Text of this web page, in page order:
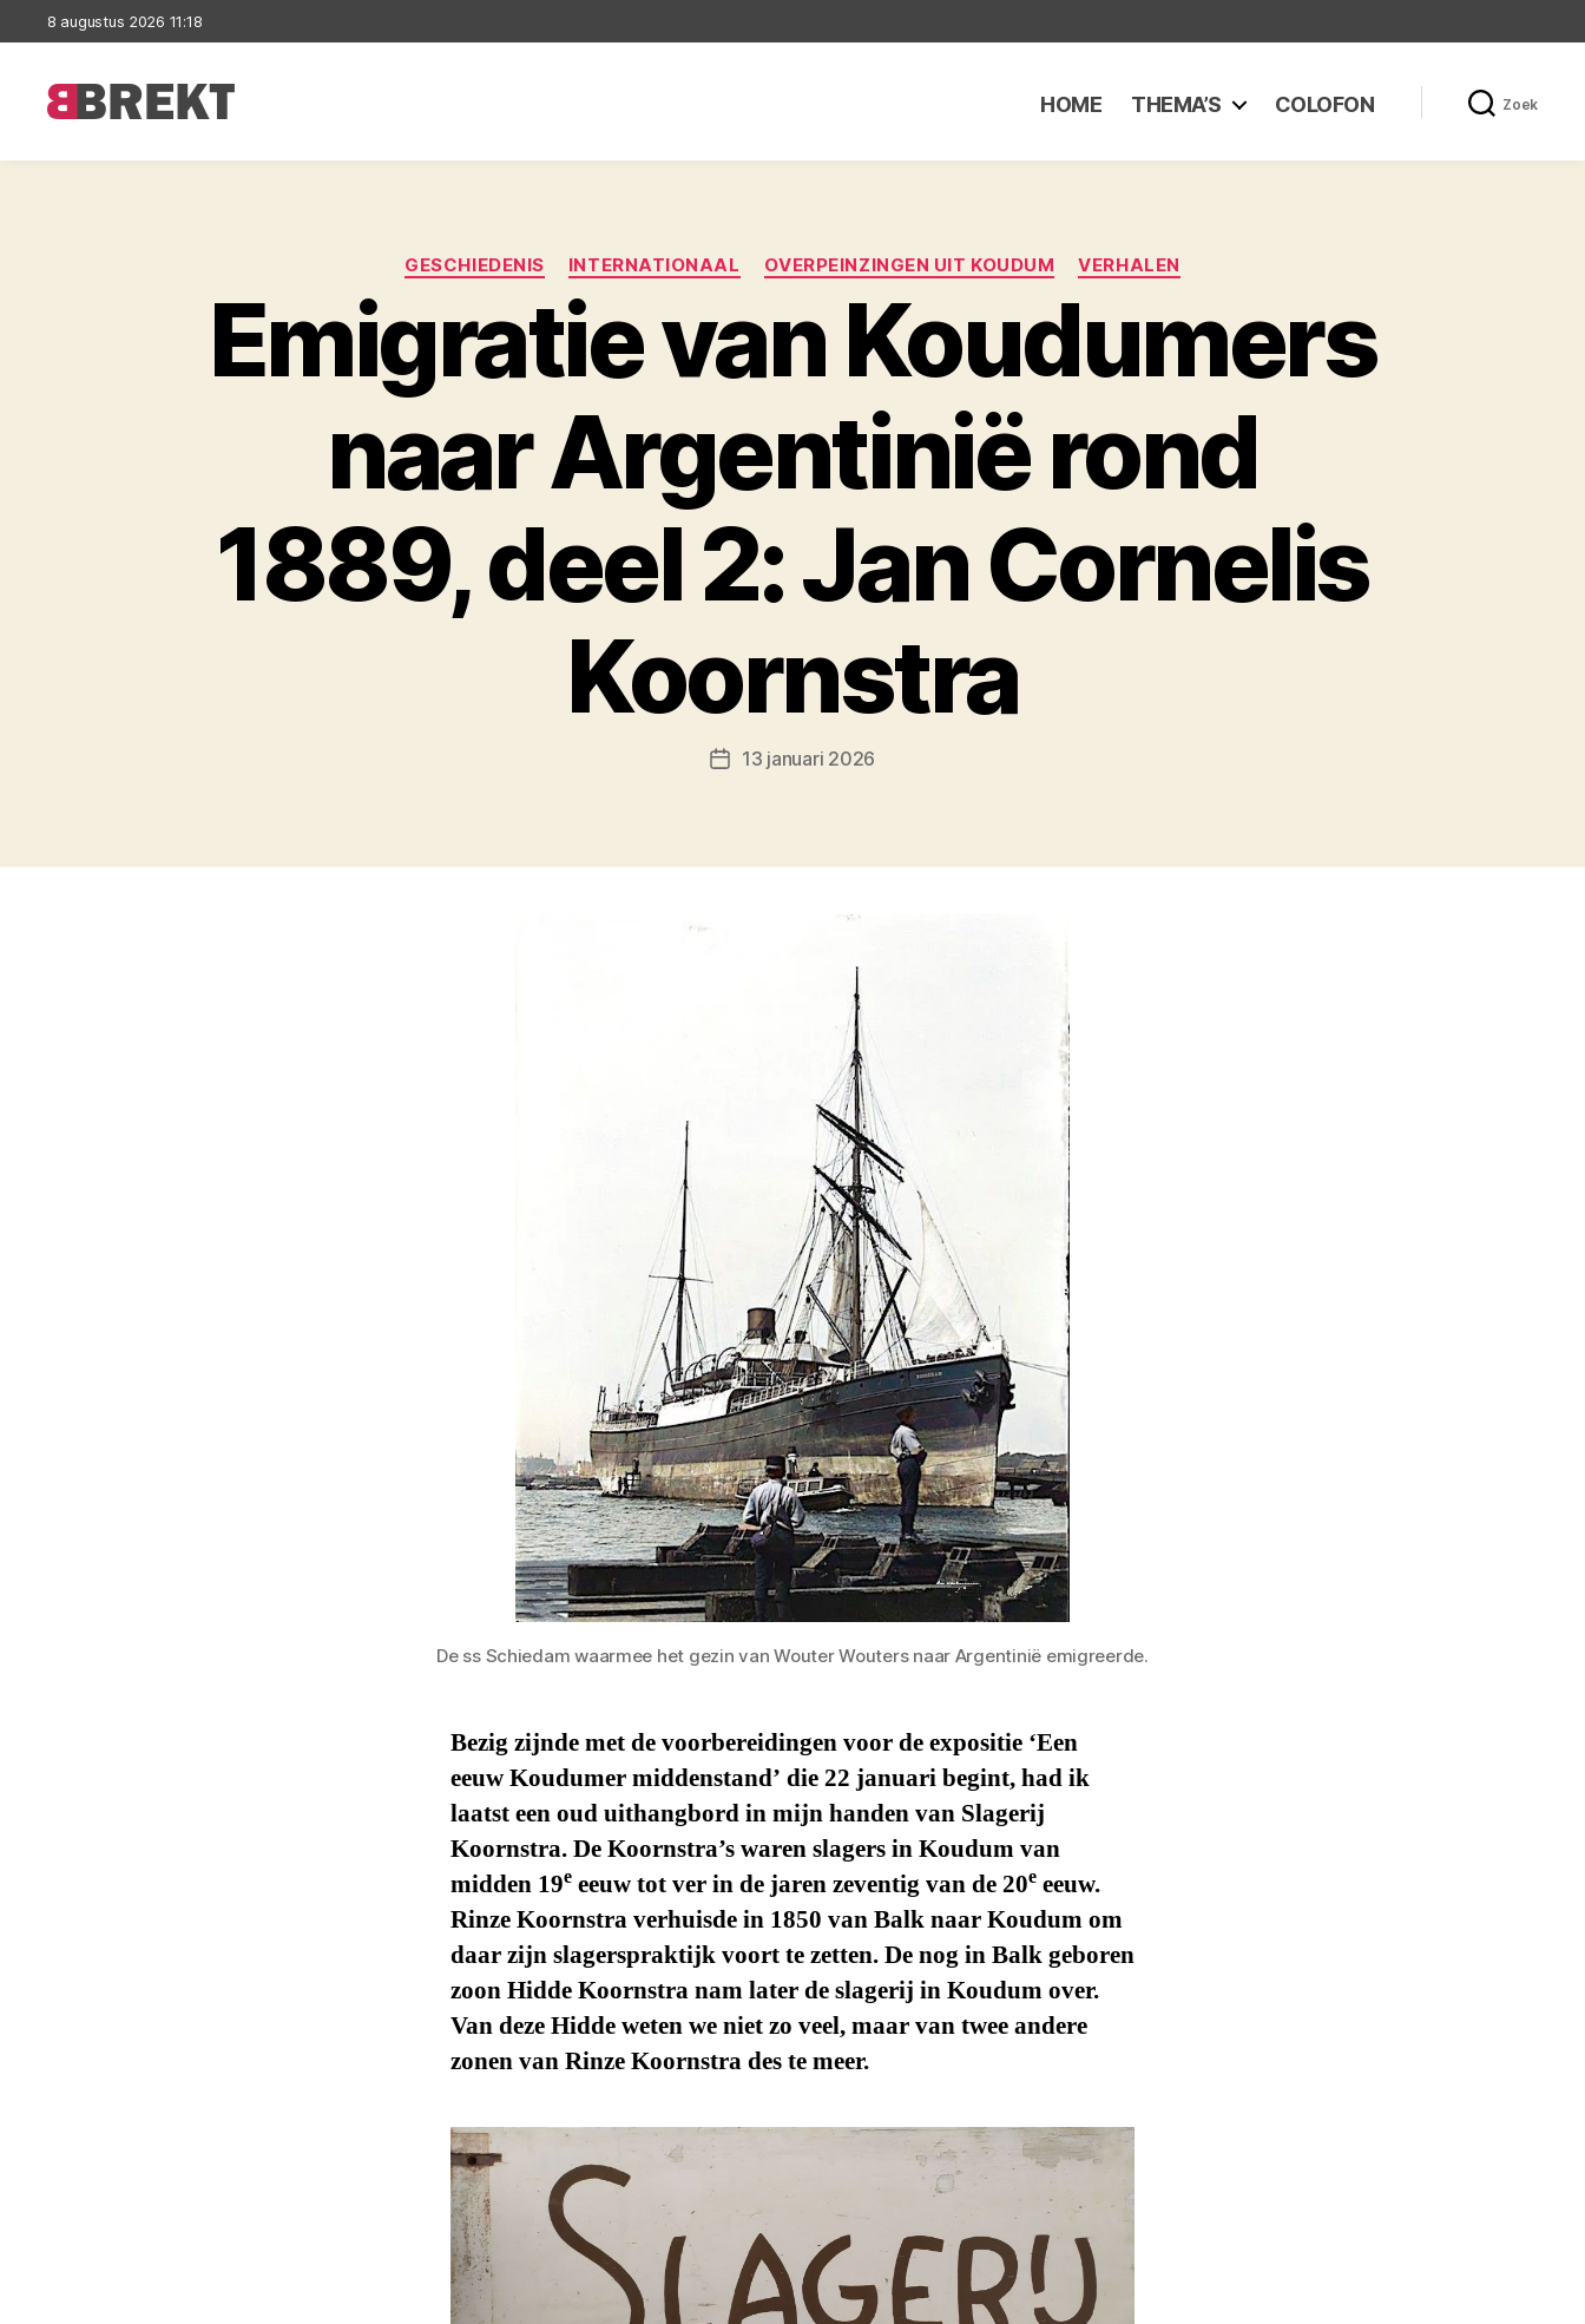
8 augustus 2026 11:18
HOME THEMA’S COLOFON Zoek
Categorieën
GESCHIEDENIS INTERNATIONAAL OVERPEINZINGEN UIT KOUDUM VERHALEN
Emigratie van Koudumers
naar Argentinië rond
1889, deel 2: Jan Cornelis
Koornstra
Berichtdatum
13 januari 2026
De ss Schiedam waarmee het gezin van Wouter Wouters naar Argentinië emigreerde.
Bezig zijnde met de voorbereidingen voor de expositie ‘Een
eeuw Koudumer middenstand’ die 22 januari begint, had ik
laatst een oud uithangbord in mijn handen van Slagerij
Koornstra. De Koornstra’s waren slagers in Koudum van
midden 19e eeuw tot ver in de jaren zeventig van de 20e eeuw.
Rinze Koornstra verhuisde in 1850 van Balk naar Koudum om
daar zijn slagerspraktijk voort te zetten. De nog in Balk geboren
zoon Hidde Koornstra nam later de slagerij in Koudum over.
Van deze Hidde weten we niet zo veel, maar van twee andere
zonen van Rinze Koornstra des te meer.